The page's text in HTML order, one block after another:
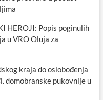
HEROJI: Popis poginulih
u VRO Oluja za
kraja do oslobođenja
domobranske pukovnije u